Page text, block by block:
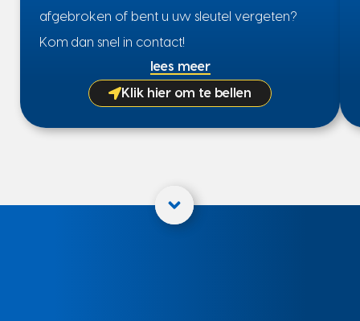
afgebroken of bent u uw sleutel vergeten?
Kom dan snel in contact!
lees meer
Klik hier om te bellen